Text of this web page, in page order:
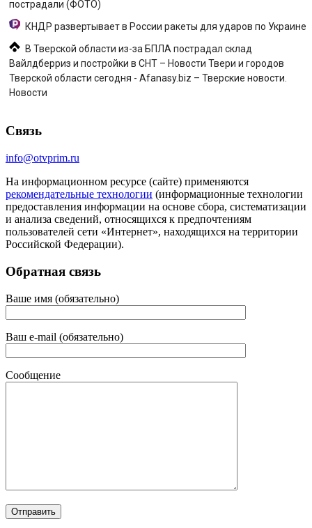
пострадали (ФОТО)
КНДР развертывает в России ракеты для ударов по Украине
В Тверской области из-за БПЛА пострадал склад
Вайлдберриз и постройки в СНТ – Новости Твери и городов
Тверской области сегодня - Afanasy.biz – Тверские новости.
Новости
Связь
info@otvprim.ru
На информационном ресурсе (сайте) применяются
рекомендательные технологии (информационные технологии
предоставления информации на основе сбора, систематизации
и анализа сведений, относящихся к предпочтениям
пользователей сети «Интернет», находящихся на территории
Российской Федерации).
Обратная связь
Ваше имя (обязательно)
Ваш e-mail (обязательно)
Сообщение